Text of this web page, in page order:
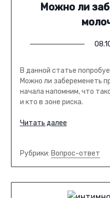
Можно ли
В данной статье
Можно ли забеременеть
начала напомним, что
и кто в зоне риска.
Читать далее
Рубрики: Вопрос-ответ